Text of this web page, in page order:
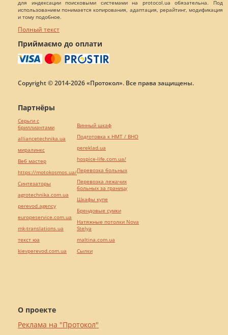
для индексации поисковыми системами на protocol.ua обязательна. Под
использованием понимается копирования, адаптация, рерайтинг, модификация
и тому подобное.
Полный текст
Приймаємо до оплати
Copyright © 2014-2026 «Протокол». Все права защищены.
О проекте
Реклама на "Протокол"
Партнёры
Серьги с
бриллиантами
alliancetechnika.ua
миралинкс
Веб мастер
https://motokosmos.ua/
Синтезаторы
agrotechnika.com.ua
perevod.agency
europeservice.com.ua
mk-translations.ua
текст юа
kievperevod.com.ua
Винный шкаф
Подготовка к НМТ / ВНО
pereklad.ua
hospice-life.com.ua/
Перевозка больных
Перевозка лежачих
больных за границу
Шкафы купе
Брендовые сумки
Натяжные потолки Nova
Stelya
maltina.com.ua
Cылки